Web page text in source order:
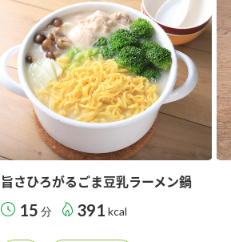
旨さひろがるごま豆乳ラーメン鍋
15 分 391 kcal